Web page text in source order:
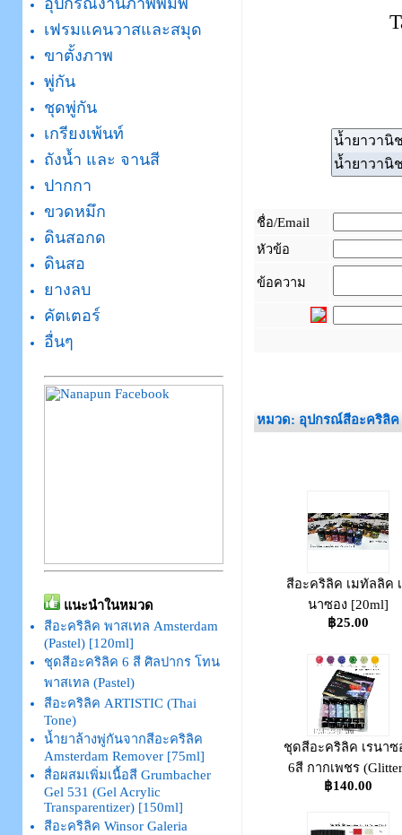
อุปกรณ์งานภาพพิมพ์
เฟรมแคนวาสและสมุด
ขาตั้งภาพ
พู่กัน
ชุดพู่กัน
เกรียงเพ้นท์
ถังน้ำ และ จานสี
ปากกา
ขวดหมึก
ดินสอกด
ดินสอ
ยางลบ
คัตเตอร์
อื่นๆ
แนะนำในหมวด
สีอะคริลิค พาสเทล Amsterdam
(Pastel) [120ml]
ชุดสีอะคริลิค 6 สี ศิลปากร โทน
พาสเทล (Pastel)
สีอะคริลิค ARTISTIC (Thai
Tone)
น้ำยาล้างพู่กันจากสีอะคริลิค
Amsterdam Remover [75ml]
สื่อผสมเพิ่มเนื้อสี Grumbacher
Gel 531 (Gel Acrylic
Transparentizer) [150ml]
สีอะคริลิค Winsor Galeria
ชื่อ/Email
หัวข้อ
ข้อความ
หมวด: อุปกรณ์สีอะคริลิค
สีอะคริลิค เมทัลลิค
นาซอง [20ml]
฿25.00
ชุดสีอะคริลิค เรนาซ
6สี กากเพชร
฿140.00